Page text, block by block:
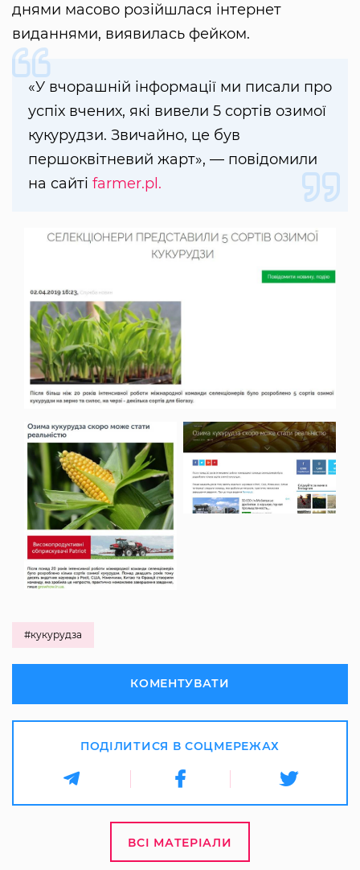
днями масово розійшлася інтернет
виданнями, виявилась фейком.
«У вчорашній інформації ми писали про
успіх вчених, які вивели 5 сортів озимої
кукурудзи. Звичайно, це був
першоквітневий жарт», — повідомили
на сайті farmer.pl.
#кукурудза
КОМЕНТУВАТИ
ПОДІЛИТИСЯ В СОЦМЕРЕЖАХ
ВСІ МАТЕРІАЛИ